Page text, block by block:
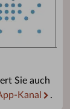
Sie auch
Kanal .